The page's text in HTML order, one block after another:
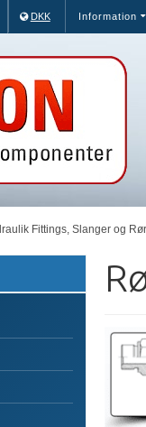
DKK Information
Fittings, Slanger og Rør